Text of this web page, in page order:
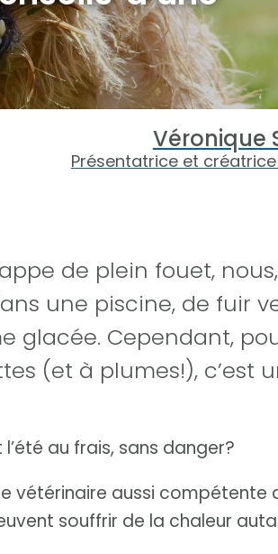
Véronique
Présentatrice et
de plein fouet,
une piscine, de fuir
glacée. Cependant,
(et à plumes!), c’est
au frais, sans danger?
vétérinaire aussi compétente
souffrir de la chaleur